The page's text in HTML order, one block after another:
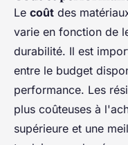
Le coût des
varie en fonction de
durabilité. Il est
entre le budget
performance. Les
plus coûteuses à
supérieure et une